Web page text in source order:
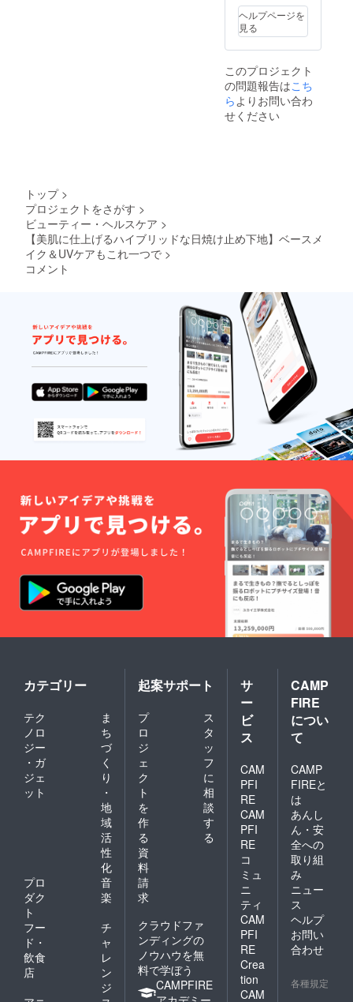
ヘルプページを
見る
このプロジェクト
の問題報告はこち
ら よりお問い合わ
せください
トップ >
プロジェクトをさがす >
ビューティー・ヘルスケア >
【美肌に仕上げるハイブリッドな日焼け止め下地】ベースメ
イク＆UVケアもこれ一つで >
コメント
カテゴリー
テク
ノロ
ジー
・ガ
ジェ
ット
ま
ち
づ
く
り
・
地
域
活
性
化
プロ
ダク
ト
音
楽
フー
ド・
飲食
店
チ
ャ
レ
ン
ジ
起案サポート
プ
ロ
ジ
ェ
ク
ト
を
作
る
ス
タ
ッ
フ
に
相
談
す
る
資
料
請
求
クラウドファ
ンディングの
ノウハウを無
料で学ぼう
CAMPFIRE
サ
ー
ビ
ス
CAM
PFI
RE
CAM
PFI
RE
コ
ミュ
ニ
ティ
CAM
PFI
RE
Crea
tion
CAM
CAMP
FIRE
につい
て
CAMP
FIREと
は
あんし
ん・安
全への
取り組
み
ニュー
ス
ヘルプ
お問い
合わせ
各種規定